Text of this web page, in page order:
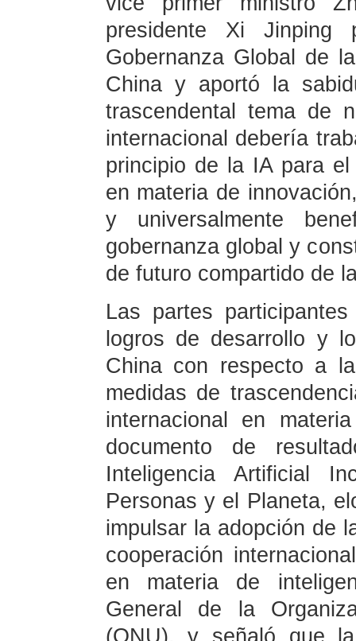
presidente Xi Jinping
Gobernanza Global de
China y aportó la
trascendental tema de
internacional debería
principio de la IA para
en materia de
y universalmente
gobernanza global y
de futuro compartido de
Las partes
logros de desarrollo y
China con respecto a
medidas de
internacional en
documento de
Inteligencia Artificial
Personas y el Planeta,
impulsar la adopción de
cooperación
en materia de
General de la
(ONU), y señaló que